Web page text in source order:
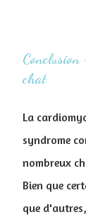
Conclusion
chat
La
syndrome
nombreux
Bien que
que